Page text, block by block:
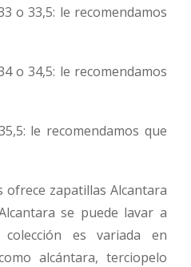
o 33,5: le recomendamos
o 34,5: le recomendamos
le recomendamos que
ofrece zapatillas Alcantara
se puede lavar a
es variada en
alcántara, terciopelo